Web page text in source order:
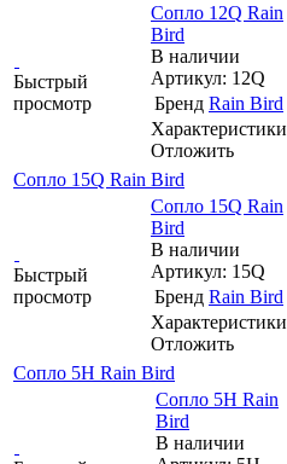
Быстрый
просмотр
Сопло 12Q Rain
Bird
В наличии
Артикул: 12Q
Бренд Rain Bird
Характеристики
Отложить
Сопло 15Q Rain Bird
Быстрый
просмотр
Сопло 15Q Rain
Bird
В наличии
Артикул: 15Q
Бренд Rain Bird
Характеристики
Отложить
Сопло 5H Rain Bird
Сопло 5H Rain
Bird
В наличии